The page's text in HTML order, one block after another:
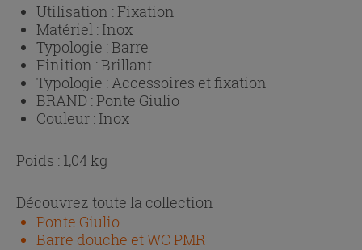
Utilisation :Fixation
Matériel : Inox
Typologie :Barre
Finition :Brillant
Typologie :Accessoires et fixation
BRAND :Ponte Giulio
Couleur : Inox
Poids : 1,04 kg
Découvrez toute la collection
Ponte Giulio
Barre douche et WC PMR